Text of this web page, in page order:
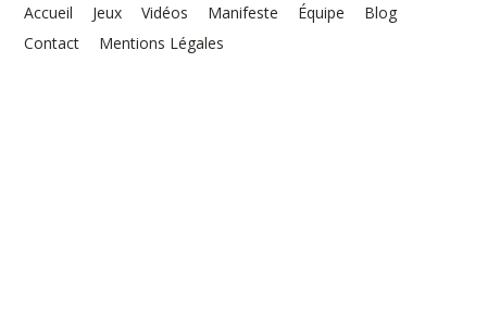
Accueil
Jeux Vidéos Manifeste Équipe
Blog
Contact
Mentions Légales